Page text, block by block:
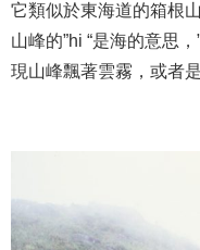
它類似於東海道的箱根
山峰的”hi “是海的意思
現山峰飄著雲霧，或者